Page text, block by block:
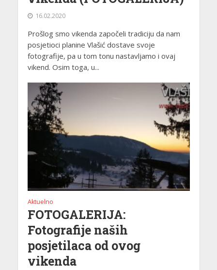
16.02.2020
Prošlog smo vikenda započeli tradiciju da nam
posjetioci planine Vlašić dostave svoje
fotografije, pa u tom tonu nastavljamo i ovaj
vikend. Osim toga, u...
Aktuelno
FOTOGALERIJA:
Fotografije naših
posjetilaca od ovog
vikenda